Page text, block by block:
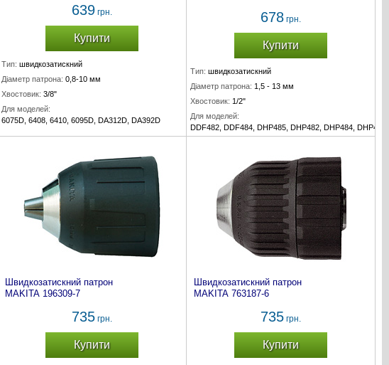
639 грн.
Купити
Тип: швидкозатискний
Діаметр патрона: 0,8-10 мм
Хвостовик: 3/8"
Для моделей:
6075D, 6408, 6410, 6095D, DA312D, DA392D
Комплект: 1 шт.
678 грн.
Купити
Тип: швидкозатискний
Діаметр патрона: 1,5 - 13 мм
Хвостовик: 1/2"
Для моделей:
DDF482, DDF484, DHP485, DHP482, DHP484, DHP485
Швидкозатискний патрон
MAKITA 196309-7
735 грн.
Купити
Швидкозатискний патрон
MAKITA 763187-6
735 грн.
Купити